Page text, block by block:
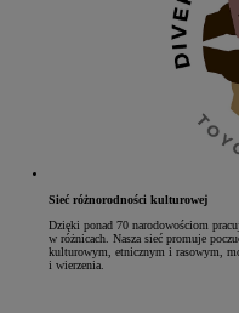
Sieć różnorodności kulturowej
Dzięki ponad 70 narodowościom
w różnicach. Nasza sieć promuje
kulturowym, etnicznym i rasowym,
i wierzenia.